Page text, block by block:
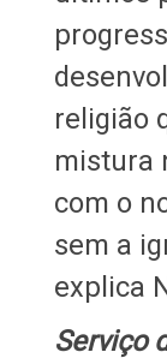
religião
mistura
com o
sem a
explica
Serviço